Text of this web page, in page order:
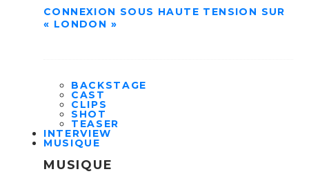
CONNEXION SOUS HAUTE TENSION SUR
« LONDON »
BACKSTAGE
CAST
CLIPS
SHOT
TEASER
INTERVIEW
MUSIQUE
MUSIQUE